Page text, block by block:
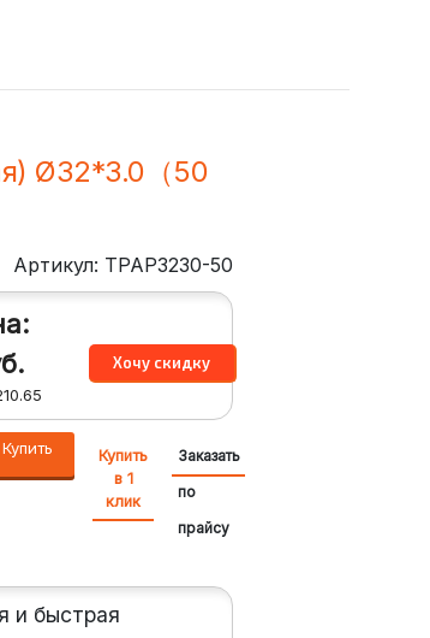
Ø32*3.0（50
Артикул: TPAP3230-50
Купить
Купить
в 1
клик
Заказать
по
прайсу
и быстрая